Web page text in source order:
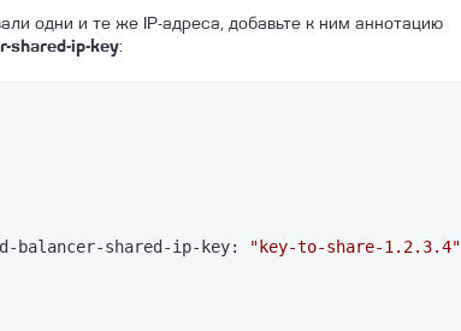
одни и те же IP-адреса, добавьте к ним аннотацию
shared-ip-key:
balancer-shared-ip-key:
"key-to-share-1.2.3.4"